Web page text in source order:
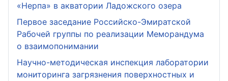
«Нерпа» в акватории Ладожского озера
Первое заседание Российско-Эмиратской
Рабочей группы по реализации Меморандума
о взаимопонимании
Научно-методическая инспекция лаборатории
мониторинга загрязнения поверхностных и